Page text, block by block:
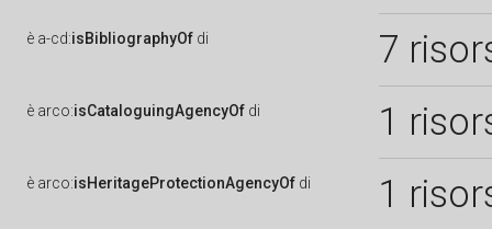
è a-cd:isBibliographyOf di 7
è arco:isCataloguingAgencyOf di 1
è arco:isHeritageProtectionAgencyOf di 1